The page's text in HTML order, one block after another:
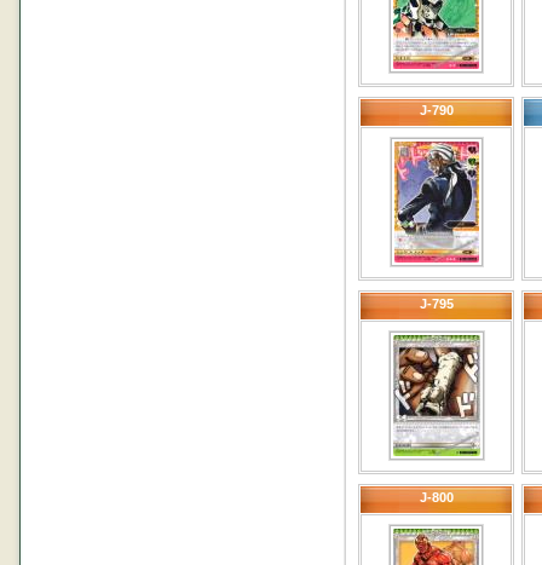
J-790
J-795
J-800